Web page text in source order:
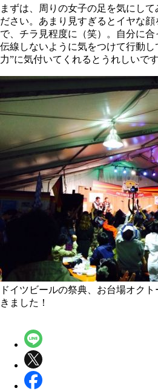
まずは、周りの女子の足を気にして
ださい。あまり見すぎるとイヤな
で、チラ見程度に（笑）。自分に合
伝線しないように気をつけて行動し
力”に気付いてくれるとうれしいです
ドイツビールの祭典、お台場オク
きました！